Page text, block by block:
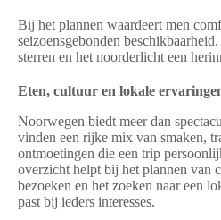
Bij het plannen waardeert men
seizoensgebonden
sterren en het noorderlicht een
Eten, cultuur en lokale
Noorwegen biedt meer dan
vinden een rijke mix van smaken,
ontmoetingen die een trip
overzicht helpt bij het plannen van
bezoeken en het zoeken naar een
past bij ieders interesses.